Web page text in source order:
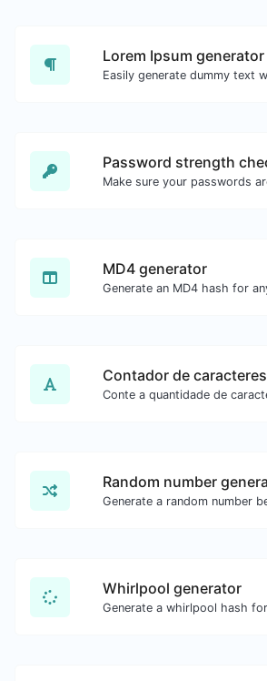
Lorem Ipsum generator
MD4 generator
Contador de caracteres
Whirlpool generator